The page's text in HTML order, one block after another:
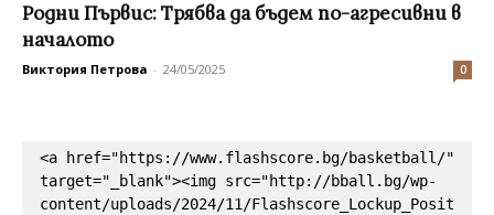
Родни Първис: Трябва да бъдем по-агресивни в
началото
Виктория Петрова - 24/05/2025 0
<a href="https://www.flashscore.bg/basketball/"
target="_blank"><img src="http://bball.bg/wp-
content/uploads/2024/11/Flashscore_Lockup_Posit